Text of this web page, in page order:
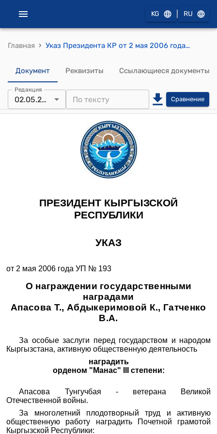
KG RU
Главная › Указ Президента КР от 2 мая 2006 года УП № 193 "О награждении государственными наградами Апасова Т., Абдыкеримовой К., Гатченко В.А."
Документ Реквизиты Ссылающиеся документы
Редакция
02.05.2006 Сравнение